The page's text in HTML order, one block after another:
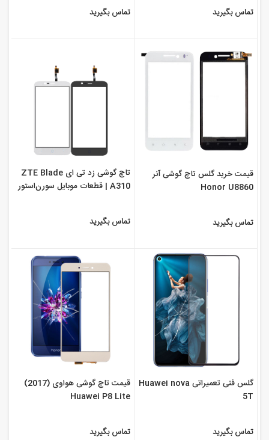
تماس بگیرید
تماس بگیرید
قیمت خرید گلس تاچ گوشی آنر
Honor U8860
تماس بگیرید
تاچ گوشی زد تی ای ZTE Blade
A310 | قطعات موبایل سورن‌استور
تماس بگیرید
گلس فنی تعمیراتی Huawei nova
5T
تماس بگیرید
قیمت تاچ گوشی هواوی (2017)
Huawei P8 Lite
تماس بگیرید